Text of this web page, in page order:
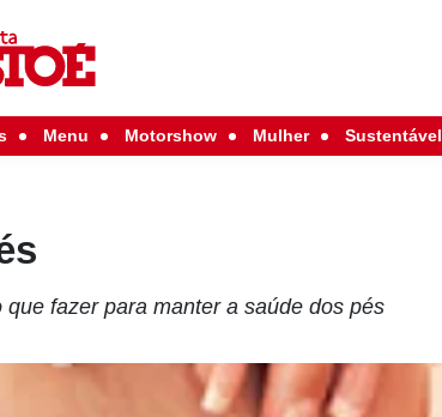
Menu Motorshow Mulher Sustentável
fazer para manter a saúde dos pés